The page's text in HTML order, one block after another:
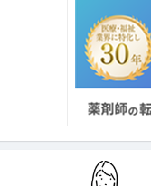
「介護職員」介護福祉
デイサービスクローバー神
週休2日制
月給27万円〜32.7万円
【職種】 ヘルパー・介護
福祉士実務者研修…続きを
初任者研修 ／ 管理者